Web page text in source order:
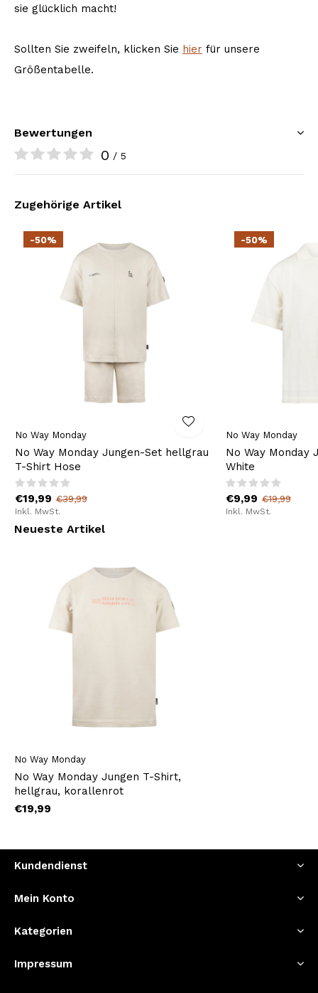
sie glücklich macht!
Sollten Sie zweifeln, klicken Sie hier für unsere
Größentabelle.
Bewertungen
0 / 5
Zugehörige Artikel
-50%
No Way Monday
No Way Monday Jungen-Set hellgrau
T-Shirt Hose
€19,99 €39,99
Inkl. MwSt.
-50%
No Way Monday
No Way Monday
White
€9,99 €19,99
Inkl. MwSt.
Neueste Artikel
No Way Monday
No Way Monday Jungen T-Shirt,
hellgrau, korallenrot
€19,99
Kundendienst
Mein Konto
Kategorien
Impressum